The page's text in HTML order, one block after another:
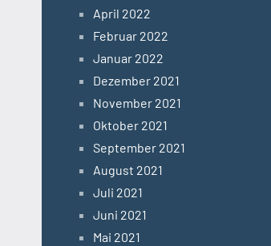
April 2022
Februar 2022
Januar 2022
Dezember 2021
November 2021
Oktober 2021
September 2021
August 2021
Juli 2021
Juni 2021
Mai 2021